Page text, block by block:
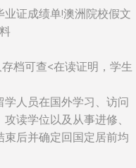
证成绩单!澳洲院校假文
档可查<在读证明，学生
人员在国外学习、访问
读学位以及从事进修、
后并确定回国定居前均